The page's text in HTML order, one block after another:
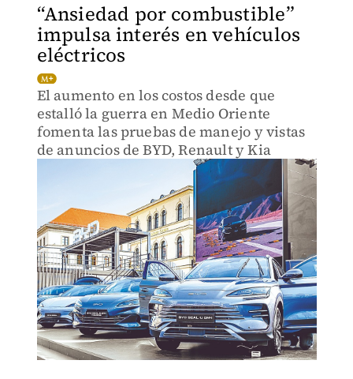
“Ansiedad por combustible”
impulsa interés en vehículos
eléctricos
El aumento en los costos desde que
estalló la guerra en Medio Oriente
fomenta las pruebas de manejo y vistas
de anuncios de BYD, Renault y Kia